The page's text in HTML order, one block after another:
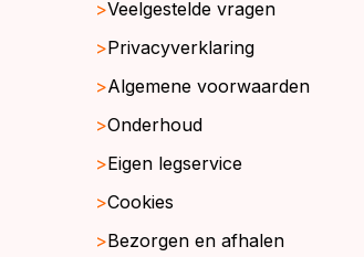
Veelgestelde vragen
Privacyverklaring
Algemene voorwaarden
Onderhoud
Eigen legservice
Cookies
Bezorgen en afhalen